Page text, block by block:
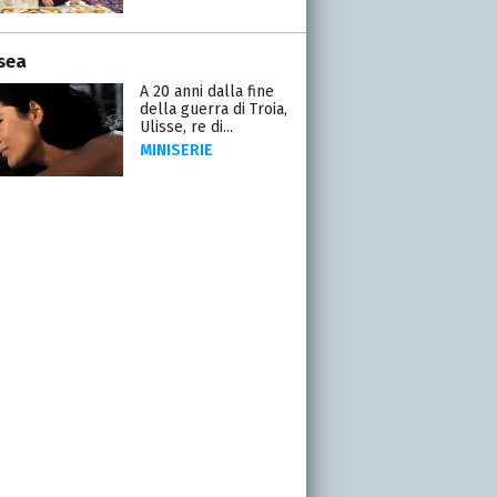
A 20 anni dalla fine
della guerra di Troia,
Ulisse, re di...
MINISERIE